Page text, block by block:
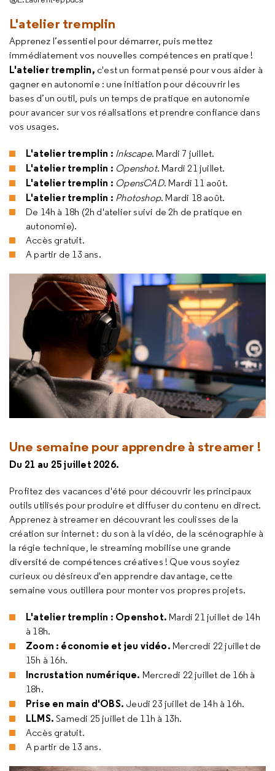
L'atelier tremplin
Apprenez l’essentiel pour démarrer, puis mettez
immédiatement vos nouvelles compétences en pratique !
L'atelier tremplin, c'est un format pensé pour vous aider à
gagner en autonomie : une initiation pour découvrir les
bases d’un outil, puis un temps de pratique en autonomie
pour avancer sur vos réalisations et prendre confiance dans
vos usages.
L'atelier tremplin : Inkscape. Mardi 7 juillet.
L'atelier tremplin : Openshot. Mardi 21 juillet.
L'atelier tremplin : OpensCAD. Mardi 11 août.
L'atelier tremplin : Photoshop. Mardi 18 août.
De 14h à 18h (2h d'atelier suivi de 2h de pratique en
autonomie).
Accès gratuit.
A partir de 13 ans.
Une semaine pour apprendre à streamer !
Du 21 au 25 juillet 2026.
Profitez des vacances d'été pour découvrir les principaux
outils utilisés pour produire et diffuser du contenu en direct.
Apprenez à streamer en découvrant les coulisses de la
création sur internet : du son à la vidéo, de la scénographie à
la régie technique, le streaming mobilise une grande
diversité de compétences créatives ! Que vous soyiez
curieux ou désireux d'en apprendre davantage, cette
semaine vous outillera pour monter vos propres projets.
L'atelier tremplin : Openshot. Mardi 21 juillet de 14h
à 18h.
Zoom : économie et jeu vidéo. Mercredi 22 juillet de
15h à 16h.
Incrustation numérique. Mercredi 22 juillet de 16h à
18h.
Prise en main d'OBS. Jeudi 23 juillet de 14h à 16h.
LLMS. Samedi 25 juillet de 11h à 13h.
Accès gratuit.
A partir de 13 ans.